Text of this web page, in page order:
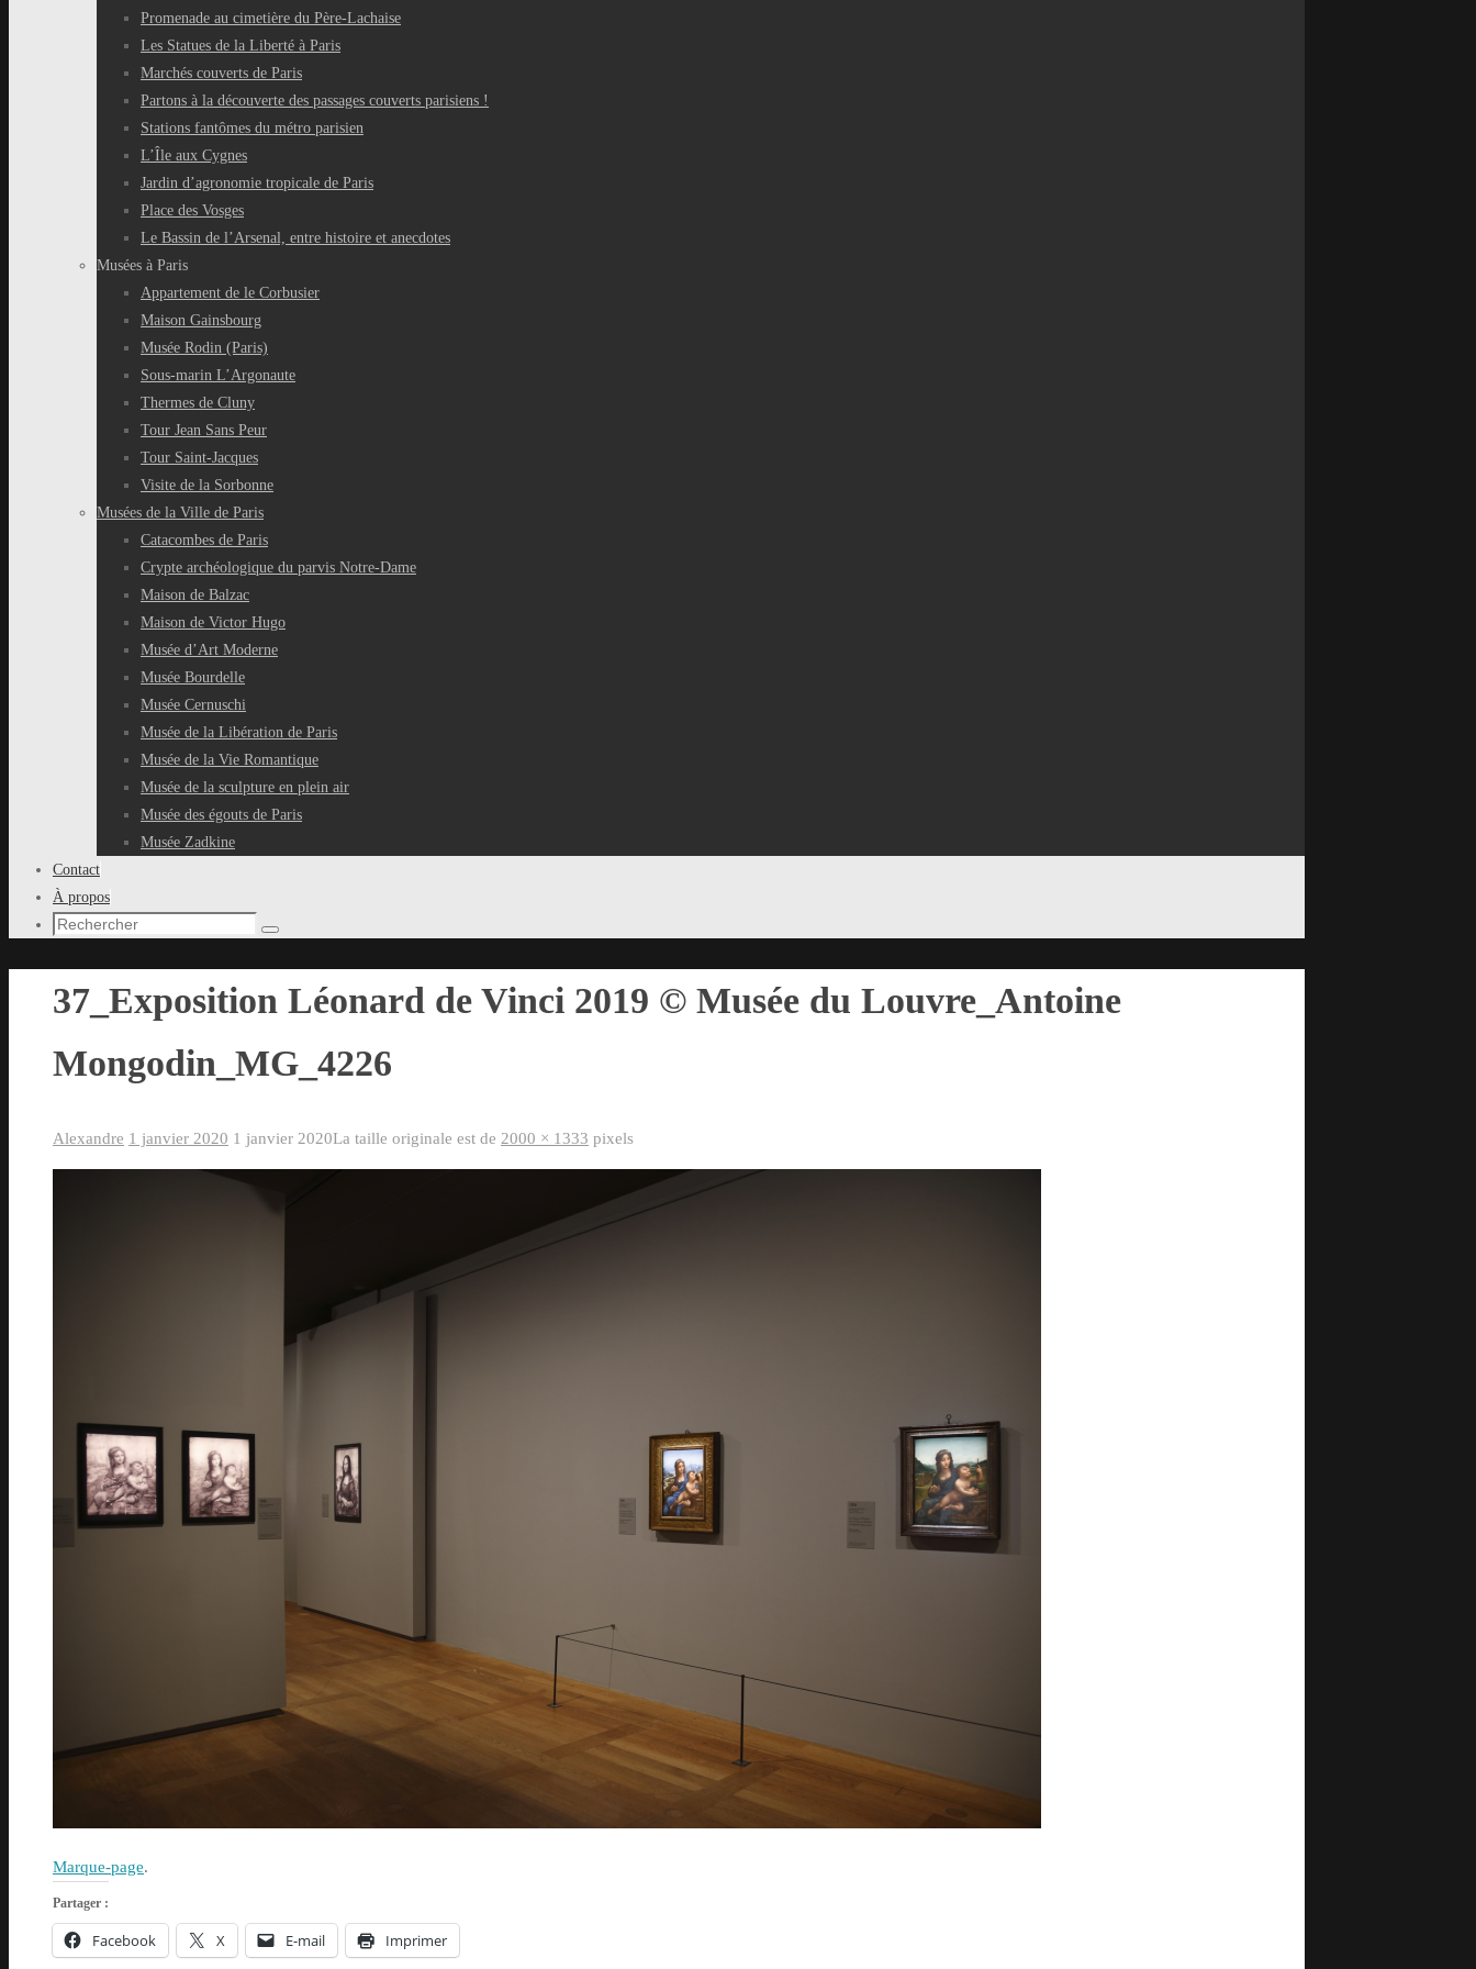
Promenade au cimetière du Père-Lachaise
Les Statues de la Liberté à Paris
Marchés couverts de Paris
Partons à la découverte des passages couverts parisiens !
Stations fantômes du métro parisien
L’Île aux Cygnes
Jardin d’agronomie tropicale de Paris
Place des Vosges
Le Bassin de l’Arsenal, entre histoire et anecdotes
Musées à Paris
Appartement de le Corbusier
Maison Gainsbourg
Musée Rodin (Paris)
Sous-marin L’Argonaute
Thermes de Cluny
Tour Jean Sans Peur
Tour Saint-Jacques
Visite de la Sorbonne
Musées de la Ville de Paris
Catacombes de Paris
Crypte archéologique du parvis Notre-Dame
Maison de Balzac
Maison de Victor Hugo
Musée d’Art Moderne
Musée Bourdelle
Musée Cernuschi
Musée de la Libération de Paris
Musée de la Vie Romantique
Musée de la sculpture en plein air
Musée des égouts de Paris
Musée Zadkine
Contact
À propos
Recherche
Rechercher
37_Exposition Léonard de Vinci 2019 © Musée du Louvre_Antoine
Mongodin_MG_4226
Alexandre 1 janvier 2020 1 janvier 2020La taille originale est de 2000 × 1333 pixels
Marque-page.
Partager :
Facebook X E-mail Imprimer